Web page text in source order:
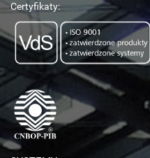
Certyfikaty: